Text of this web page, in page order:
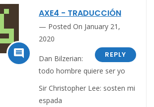

AXE4 - TRADUCCIÓN
Posted On January 21,
2020
REPLY
Dan Bilzerian:
todo hombre quiere ser yo
Sir Christopher Lee: sosten mi
espada